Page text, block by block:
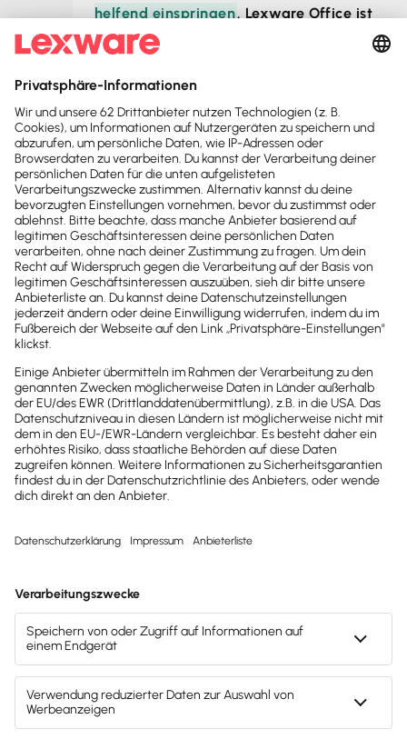
helfend einspringen. Lexware Office ist
für mich eine gute Lösung für die
meinen Mandanten.
Dagmar Gerigk, Vamos! Leadership
Coaching
In Lexware Office habe ich alle meine
Services hinterlegt. So kann ich ganz
einfach und schnell neue Angebote
erstellen. Nach dem Auftrag erstelle ich
die Rechnung mit einem Klick aus dem
Lexware Office zu. Ich liebe es, wenn